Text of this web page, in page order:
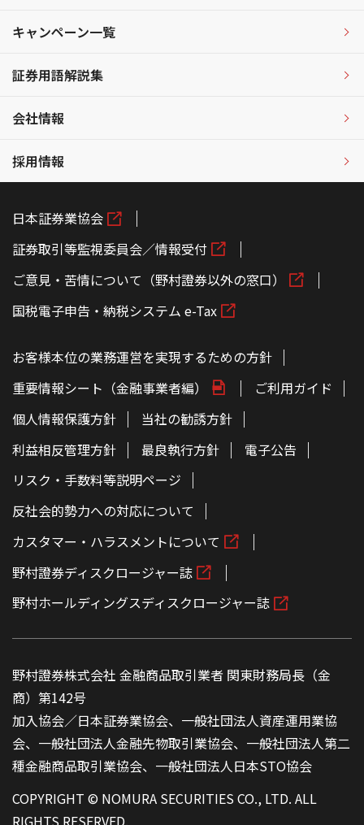
キャンペーン一覧
証券用語解説集
会社情報
採用情報
日本証券業協会
証券取引等監視委員会／情報受付
ご意見・苦情について（野村證券以外の窓口）
国税電子申告・納税システム e-Tax
お客様本位の業務運営を実現するための方針
重要情報シート（金融事業者編）
ご利用ガイド
個人情報保護方針
当社の勧誘方針
利益相反管理方針
最良執行方針
電子公告
リスク・手数料等説明ページ
反社会的勢力への対応について
カスタマー・ハラスメントについて
野村證券ディスクロージャー誌
野村ホールディングスディスクロージャー誌
野村證券株式会社 金融商品取引業者 関東財務局長（金
商）第142号
加入協会／日本証券業協会、一般社団法人資産運用業協
会、一般社団法人金融先物取引業協会、一般社団法人第二
種金融商品取引業協会、一般社団法人日本STO協会
COPYRIGHT © NOMURA SECURITIES CO., LTD. ALL
RIGHTS RESERVED.